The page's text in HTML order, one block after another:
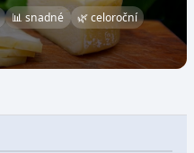
📊 snadné
🌿 celoroční